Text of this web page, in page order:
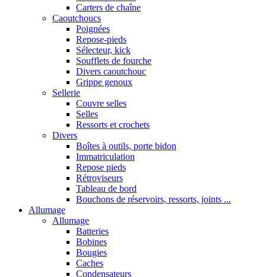
Carters de chaîne
Caoutchoucs
Poignées
Repose-pieds
Sélecteur, kick
Soufflets de fourche
Divers caoutchouc
Grippe genoux
Sellerie
Couvre selles
Selles
Ressorts et crochets
Divers
Boîtes à outils, porte bidon
Immatriculation
Repose pieds
Rétroviseurs
Tableau de bord
Bouchons de réservoirs, ressorts, joints ...
Allumage
Allumage
Batteries
Bobines
Bougies
Caches
Condensateurs